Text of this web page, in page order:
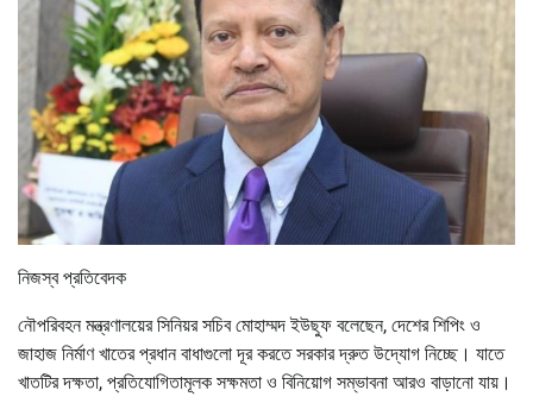
নিজস্ব প্রতিবেদক
নৌপরিবহন মন্ত্রণালয়ের সিনিয়র সচিব মোহাম্মদ ইউছুফ বলেছেন, দেশের শিপিং ও
জাহাজ নির্মাণ খাতের প্রধান বাধাগুলো দূর করতে সরকার দ্রুত উদ্যোগ নিচ্ছে। যাতে
খাতটির দক্ষতা, প্রতিযোগিতামূলক সক্ষমতা ও বিনিয়োগ সম্ভাবনা আরও বাড়ানো যায়।